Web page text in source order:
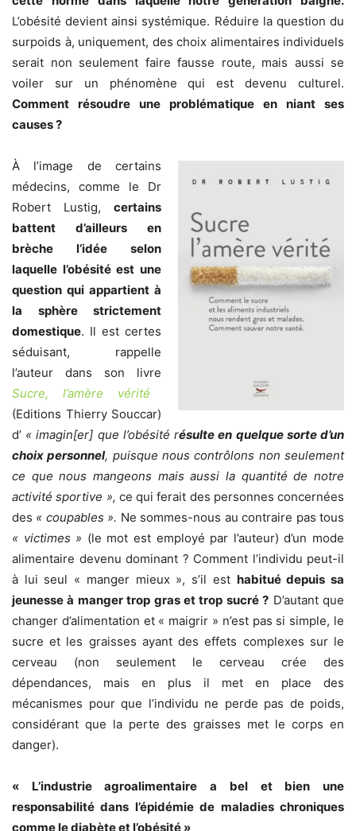
L’obésité devient ainsi systémique. Réduire la question du
surpoids à, uniquement, des choix alimentaires individuels
serait non seulement faire fausse route, mais aussi se
voiler sur un phénomène qui est devenu culturel.
Comment résoudre une problématique en niant ses
causes ?
À l’image de certains
médecins, comme le Dr
Robert Lustig, certains
battent d’ailleurs en
brèche l’idée selon
laquelle l’obésité est une
question qui appartient à
la sphère strictement
domestique. Il est certes
séduisant, rappelle
l’auteur dans son livre
Sucre, l’amère vérité
(Editions Thierry Souccar)
d’ « imagin[er] que l’obésité résulte en quelque sorte d’un
choix personnel, puisque nous contrôlons non seulement
ce que nous mangeons mais aussi la quantité de notre
activité sportive », ce qui ferait des personnes concernées
des « coupables ». Ne sommes-nous au contraire pas tous
« victimes » (le mot est employé par l’auteur) d’un mode
alimentaire devenu dominant ? Comment l’individu peut-il
à lui seul « manger mieux », s’il est habitué depuis sa
jeunesse à manger trop gras et trop sucré ? D’autant que
changer d’alimentation et « maigrir » n’est pas si simple, le
sucre et les graisses ayant des effets complexes sur le
cerveau (non seulement le cerveau crée des
dépendances, mais en plus il met en place des
mécanismes pour que l’individu ne perde pas de poids,
considérant que la perte des graisses met le corps en
danger).
« L’industrie agroalimentaire a bel et bien une
responsabilité dans l’épidémie de maladies chroniques
comme le diabète et l’obésité »